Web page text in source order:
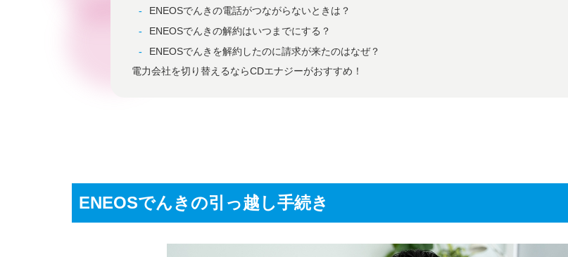
ENEOSでんきの電話がつながらないときは？
ENEOSでんきの解約はいつまでにする？
ENEOSでんきを解約したのに請求が来たのはなぜ？
電力会社を切り替えるならCDエナジーがおすすめ！
ENEOSでんきの引っ越し手続き